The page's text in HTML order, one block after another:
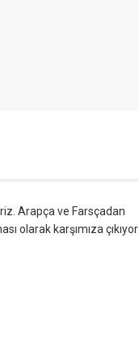
Arapça ve Farsçadan
olarak karşımıza çıkıyor